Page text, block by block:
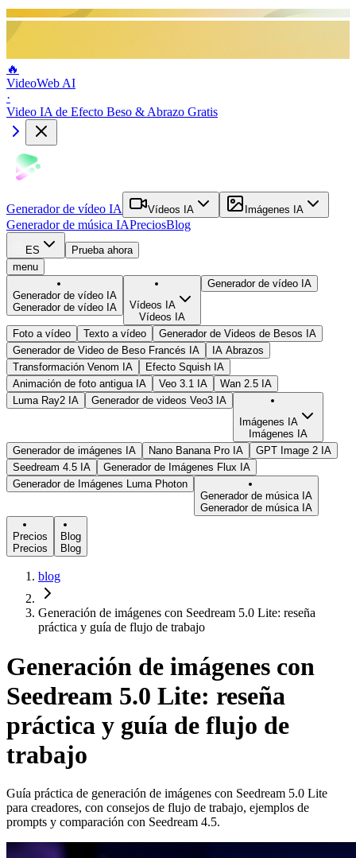
🔥
VideoWeb AI
·
Video IA de Efecto Beso & Abrazo Gratis
Generador de vídeo IA Vídeos IA Imágenes IA
Generador de música IAPreciosBlog
ES
Prueba ahora
menu
Generador de vídeo IA
Generador de vídeo IA
Vídeos IA
Vídeos IA
Generador de vídeo IA
Foto a vídeo Texto a vídeo
Generador de Videos de Besos IA
Generador de Video de Beso Francés IA
IA Abrazos
Transformación Venom IA
Efecto Squish IA
Animación de foto antigua IA
Veo 3.1 IA
Wan 2.5 IA
Luma Ray2 IA
Generador de videos Veo3 IA
Imágenes IA
Imágenes IA
Generador de imágenes IA
Nano Banana Pro IA
GPT Image 2 IA
Seedream 4.5 IA
Generador de Imágenes Flux IA
Generador de Imágenes Luma Photon
Generador de música IA
Generador de música IA
Precios
Precios
Blog
Blog
blog
Generación de imágenes con Seedream 5.0 Lite: reseña
práctica y guía de flujo de trabajo
Generación de imágenes con
Seedream 5.0 Lite: reseña
práctica y guía de flujo de
trabajo
Guía práctica de generación de imágenes con Seedream 5.0 Lite
para creadores, con consejos de flujo de trabajo, ejemplos de
prompts y comparación con Seedream 4.5.